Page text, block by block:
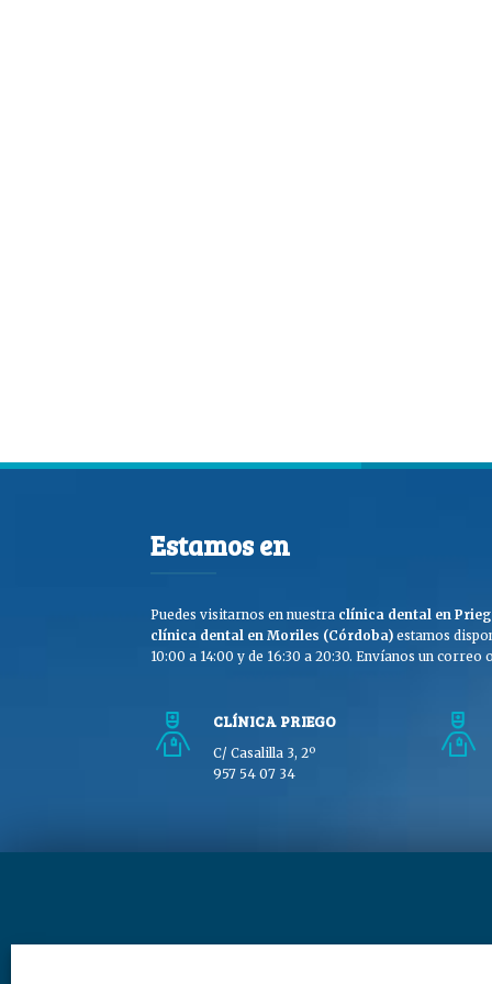
Estamos en
Puedes visitarnos en nuestra clínica dental en
clínica dental en Moriles (Córdoba) estamos
10:00 a 14:00 y de 16:30 a 20:30. Envíanos un correo
CLÍNICA PRIEGO
C/ Casalilla 3, 2º
957 54 07 34